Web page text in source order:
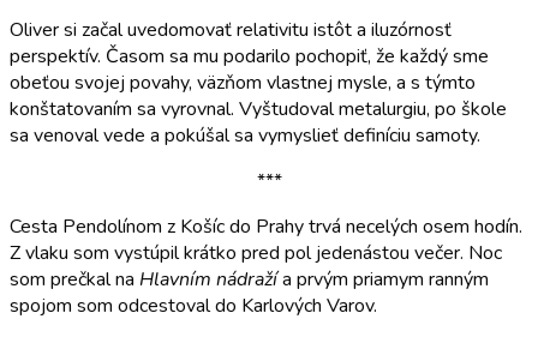
Oliver si začal uvedomovať relativitu istôt a iluzórnosť
perspektív. Časom sa mu podarilo pochopiť, že každý sme
obeťou svojej povahy, väzňom vlastnej mysle, a s týmto
konštatovaním sa vyrovnal. Vyštudoval metalurgiu, po škole
sa venoval vede a pokúšal sa vymyslieť definíciu samoty.
***
Cesta Pendolínom z Košíc do Prahy trvá necelých osem hodín.
Z vlaku som vystúpil krátko pred pol jedenástou večer. Noc
som prečkal na Hlavním nádražía prvým priamym ranným
spojom som odcestoval do Karlových Varov.